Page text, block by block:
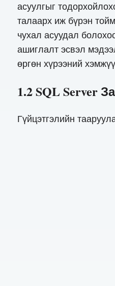
асуулгыг
талаарх иж бүрэн
чухал асуудал
ашиглалт эсвэл
өргөн хүрээний
1.2 SQL Server
Гүйцэтгэлийн